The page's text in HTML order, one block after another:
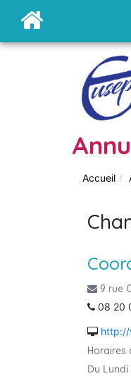
Accueil
9 rue
08 20
http://
Horaires
Du